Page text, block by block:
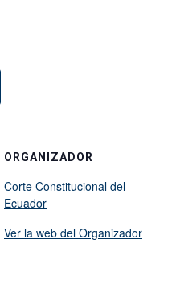
ORGANIZADOR
Corte Constitucional del
Ecuador
Ver la web del Organizador